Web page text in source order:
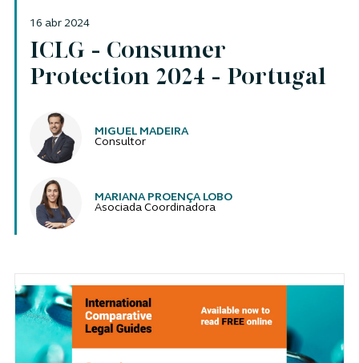
16 abr 2024
ICLG - Consumer
Protection 2024 - Portugal
Autores
MIGUEL MADEIRA
Consultor
MARIANA PROENÇA LOBO
Asociada Coordinadora